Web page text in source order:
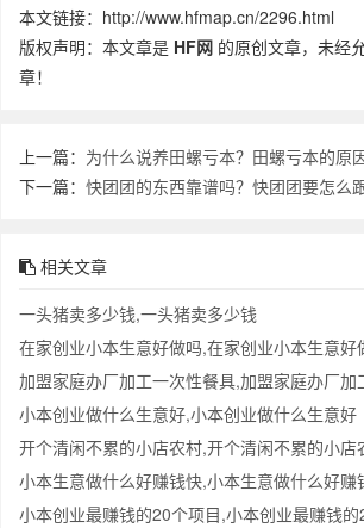
本文链接：http://www.hfmap.cn/2296.html
版权声明：本文章是 HF网 的原创文章，未经
章！
上一篇： 为什么说养田螺亏本？田螺亏本的原
下一篇： 快团团的东西靠谱吗？快团团要怎么
相关文章
一头猪卖多少钱,一头猪卖多少钱
在家创业小本生意好做吗,在家创业小本生意好
加盟家庭办厂加工一次性餐具,加盟家庭办厂加工
小本创业做什么生意好,小本创业做什么生意好
开个清闲不累的小店农村,开个清闲不累的小店
小本生意做什么好赚钱快,小本生意做什么好赚
小本创业最赚钱的20个项目,小本创业最赚钱的